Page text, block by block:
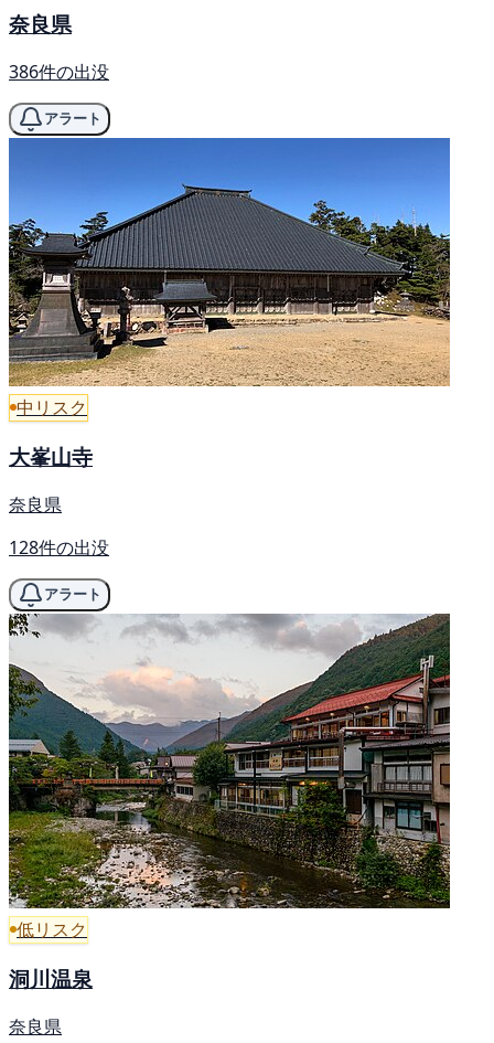
奈良県
386件の出没
アラート
中リスク
大峯山寺
奈良県
128件の出没
アラート
低リスク
洞川温泉
奈良県